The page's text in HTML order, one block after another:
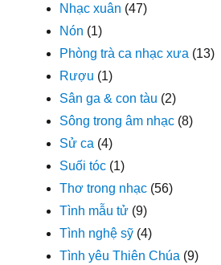
Nhạc xuân (47)
Nón (1)
Phòng trà ca nhạc xưa (13)
Rượu (1)
Sân ga & con tàu (2)
Sông trong âm nhạc (8)
Sử ca (4)
Suối tóc (1)
Thơ trong nhạc (56)
Tình mẫu tử (9)
Tình nghệ sỹ (4)
Tình yêu Thiên Chúa (9)